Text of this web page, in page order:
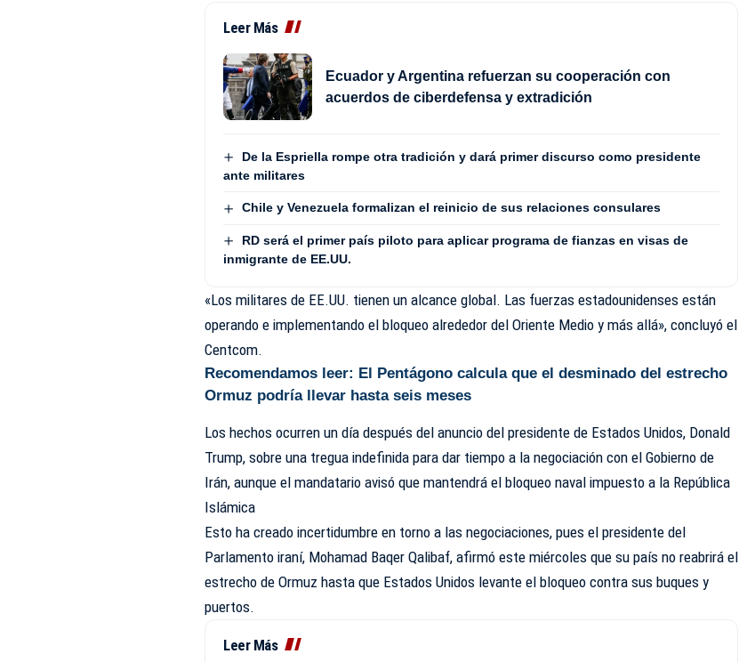
Leer Más
Ecuador y Argentina refuerzan su cooperación con
acuerdos de ciberdefensa y extradición
De la Espriella rompe otra tradición y dará primer discurso como presidente
ante militares
Chile y Venezuela formalizan el reinicio de sus relaciones consulares
RD será el primer país piloto para aplicar programa de fianzas en visas de
inmigrante de EE.UU.
«Los militares de EE.UU. tienen un alcance global. Las fuerzas estadounidenses están
operando e implementando el bloqueo alrededor del Oriente Medio y más allá», concluyó el
Centcom.
Recomendamos leer: El Pentágono calcula que el desminado del estrecho
Ormuz podría llevar hasta seis meses
Los hechos ocurren un día después del anuncio del presidente de Estados Unidos, Donald
Trump, sobre una tregua indefinida para dar tiempo a la negociación con el Gobierno de
Irán, aunque el mandatario avisó que mantendrá el bloqueo naval impuesto a la República
Islámica
Esto ha creado incertidumbre en torno a las negociaciones, pues el presidente del
Parlamento iraní, Mohamad Baqer Qalibaf, afirmó este miércoles que su país no reabrirá el
estrecho de Ormuz hasta que Estados Unidos levante el bloqueo contra sus buques y
puertos.
Leer Más